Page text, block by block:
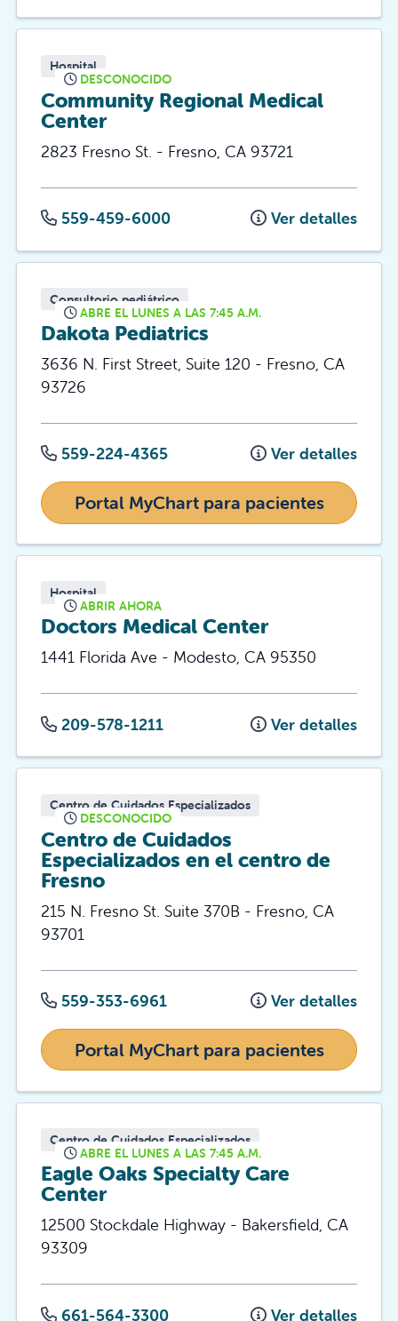
Hospital
DESCONOCIDO
Community Regional Medical
Center
2823 Fresno St. - Fresno, CA 93721
559-459-6000 Ver detalles
Consultorio pediátrico
ABRE EL LUNES A LAS 7:45 A.M.
Dakota Pediatrics
3636 N. First Street, Suite 120 - Fresno, CA
93726
559-224-4365 Ver detalles
Portal MyChart para pacientes
Hospital
ABRIR AHORA
Doctors Medical Center
1441 Florida Ave - Modesto, CA 95350
209-578-1211 Ver detalles
Centro de Cuidados Especializados
DESCONOCIDO
Centro de Cuidados
Especializados en el centro de
Fresno
215 N. Fresno St. Suite 370B - Fresno, CA
93701
559-353-6961 Ver detalles
Portal MyChart para pacientes
Centro de Cuidados Especializados
ABRE EL LUNES A LAS 7:45 A.M.
Eagle Oaks Specialty Care
Center
12500 Stockdale Highway - Bakersfield, CA
93309
661-564-3300 Ver detalles